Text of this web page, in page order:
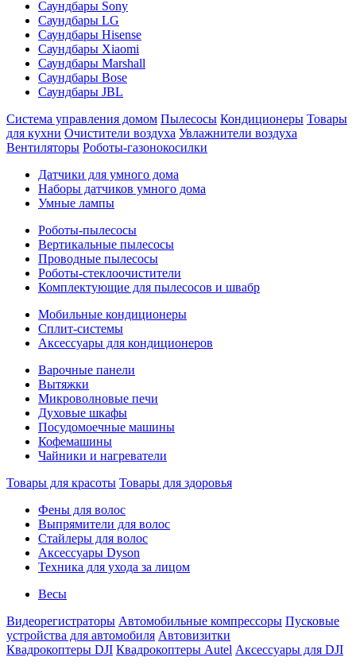
Саундбары Sony
Саундбары LG
Саундбары Hisense
Саундбары Xiaomi
Саундбары Marshall
Саундбары Bose
Саундбары JBL
Система управления домом Пылесосы Кондиционеры Товары
для кухни Очистители воздуха Увлажнители воздуха
Вентиляторы Роботы-газонокосилки
Датчики для умного дома
Наборы датчиков умного дома
Умные лампы
Роботы-пылесосы
Вертикальные пылесосы
Проводные пылесосы
Роботы-стеклоочистители
Комплектующие для пылесосов и швабр
Мобильные кондиционеры
Сплит-системы
Аксессуары для кондиционеров
Варочные панели
Вытяжки
Микроволновые печи
Духовые шкафы
Посудомоечные машины
Кофемашины
Чайники и нагреватели
Товары для красоты Товары для здоровья
Фены для волос
Выпрямители для волос
Стайлеры для волос
Аксессуары Dyson
Техника для ухода за лицом
Весы
Видеорегистраторы Автомобильные компрессоры Пусковые
устройства для автомобиля Автовизитки
Квадрокоптеры DJI Квадрокоптеры Autel Аксессуары для DJI